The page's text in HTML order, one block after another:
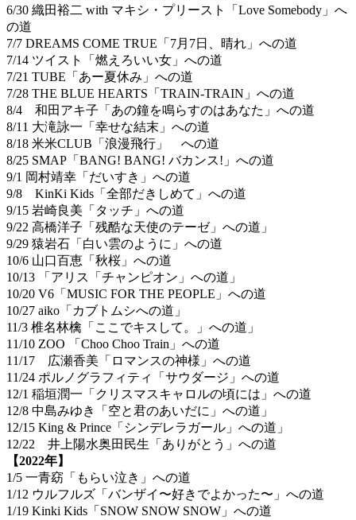
6/30 織田裕二 with マキシ・プリースト「Love Somebody」へ
の道
7/7 DREAMS COME TRUE「7月7日、晴れ」への道
7/14 ツイスト「燃えろいい女」への道
7/21 TUBE「あー夏休み」への道
7/28 THE BLUE HEARTS「TRAIN-TRAIN」への道
8/4 和田アキ子「あの鐘を鳴らすのはあなた」への道
8/11 大滝詠一「幸せな結末」への道
8/18 米米CLUB「浪漫飛行」 への道
8/25 SMAP「BANG! BANG! バカンス!」への道
9/1 岡村靖幸「だいすき」への道
9/8 KinKi Kids「全部だきしめて」への道
9/15 岩崎良美「タッチ」への道
9/22 高橋洋子「残酷な天使のテーゼ」への道」
9/29 猿岩石「白い雲のように」への道
10/6 山口百恵「秋桜」への道
10/13 「アリス「チャンピオン」への道」
10/20 V6「MUSIC FOR THE PEOPLE」への道
10/27 aiko「カブトムシへの道」
11/3 椎名林檎「ここでキスして。」への道」
11/10 ZOO 「Choo Choo Train」への道
11/17 広瀬香美「ロマンスの神様」への道
11/24 ポルノグラフィティ「サウダージ」への道
12/1 稲垣潤一「クリスマスキャロルの頃には」への道
12/8 中島みゆき「空と君のあいだに」への道」
12/15 King & Prince「シンデレラガール」への道」
12/22 井上陽水奥田民生「ありがとう」への道
【2022年】
1/5 一青窈「もらい泣き」への道
1/12 ウルフルズ「バンザイ〜好きでよかった〜」への道
1/19 Kinki Kids「SNOW SNOW SNOW」への道